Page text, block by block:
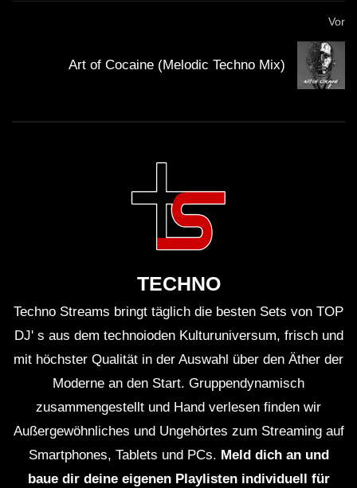
Vor
Art of Cocaine (Melodic Techno Mix)
TECHNO
Techno Streams bringt täglich die besten Sets von TOP
DJ' s aus dem technoioden Kulturuniversum, frisch und
mit höchster Qualität in der Auswahl über den Äther der
Moderne an den Start. Gruppendynamisch
zusammengestellt und Hand verlesen finden wir
Außergewöhnliches und Ungehörtes zum Streaming auf
Smartphones, Tablets und PCs. Meld dich an und
baue dir deine eigenen Playlisten individuell für